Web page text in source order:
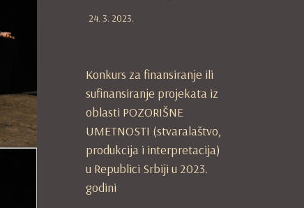
24. 3. 2023.
Konkurs za finansiranje ili
sufinansiranje projekata iz
oblasti POZORIŠNE
UMETNOSTI (stvaralaštvo,
produkcija i interpretacija)
u Republici Srbiji u 2023.
godini